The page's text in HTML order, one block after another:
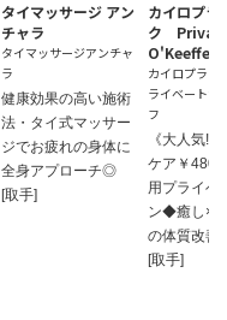
タイマッサージ アン
チャラ
タイマッサージアンチャ
ラ
健康効果の高い施術
法・タイ式マッサー
ジでお疲れの身体に
全身アプローチ◎
[取手]
カイロプラ
ク
O'Keeffe
カイロプラク
ライベートサ
フ
《大人気!!
ケア￥
用プライベ
ン◆癒し×
の体質改
[取手]